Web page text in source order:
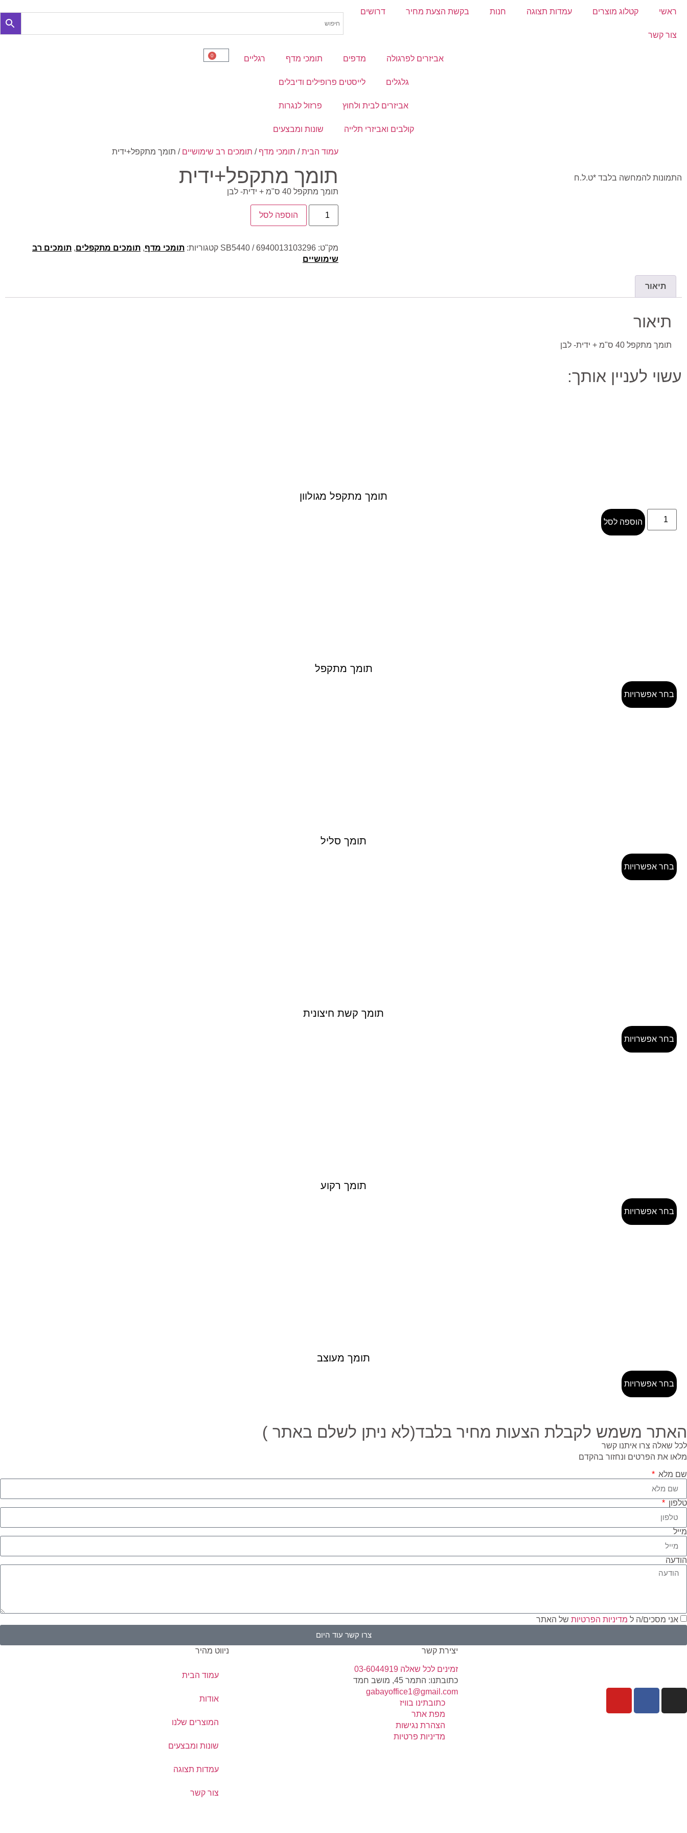
ראשי קטלוג מוצרים עמדות תצוגה חנות בקשת הצעת מחיר דרושים
צור קשר
אביזרים לפרגולה מדפים תומכי מדף רגליים
גלגלים לייסטים פרופילים ודיבלים
אביזרים לבית ולחוץ פרזול לנגרות
קולבים ואביזרי תלייה שונות ומבצעים
0
התמונות להמחשה בלבד *ט.ל.ח
עמוד הבית/ תומכי מדף / תומכים רב שימושיים / תומך מתקפל+ידית
תומך מתקפל+ידית
תומך מתקפל 40 ס"מ + ידית- לבן
הוספה לסל
מק"ט: SB5440 / 6940013103296 קטגוריות: תומכי מדף, תומכים מתקפלים, תומכים רב
שימושיים
תיאור
תיאור
תומך מתקפל 40 ס"מ + ידית- לבן
עשוי לעניין אותך:
תומך מתקפל מגולוון
הוספה לסל
תומך מתקפל
בחר אפשרויות
תומך סליל
בחר אפשרויות
תומך קשת חיצונית
בחר אפשרויות
תומך רקוע
בחר אפשרויות
תומך מעוצב
בחר אפשרויות
האתר משמש לקבלת הצעות מחיר בלבד(לא ניתן לשלם באתר )
לכל שאלה צרו איתנו קשר
מלאו את הפרטים ונחזור בהקדם
שם מלא
טלפון
מייל
הודעה
אני מסכים/ה ל מדיניות הפרטיות של האתר
צרו קשר עוד היום
יצירת קשר
זמינים לכל שאלה 03-6044919
כתובתנו: התמר 45, מושב חמד​
gabayoffice1@gmail.com
כתובתינו בוויז
מפת אתר
הצהרת נגישות
מדיניות פרטיות
ניווט מהיר
עמוד הבית
אודות
המוצרים שלנו
שונות ומבצעים
עמדות תצוגה
צור קשר